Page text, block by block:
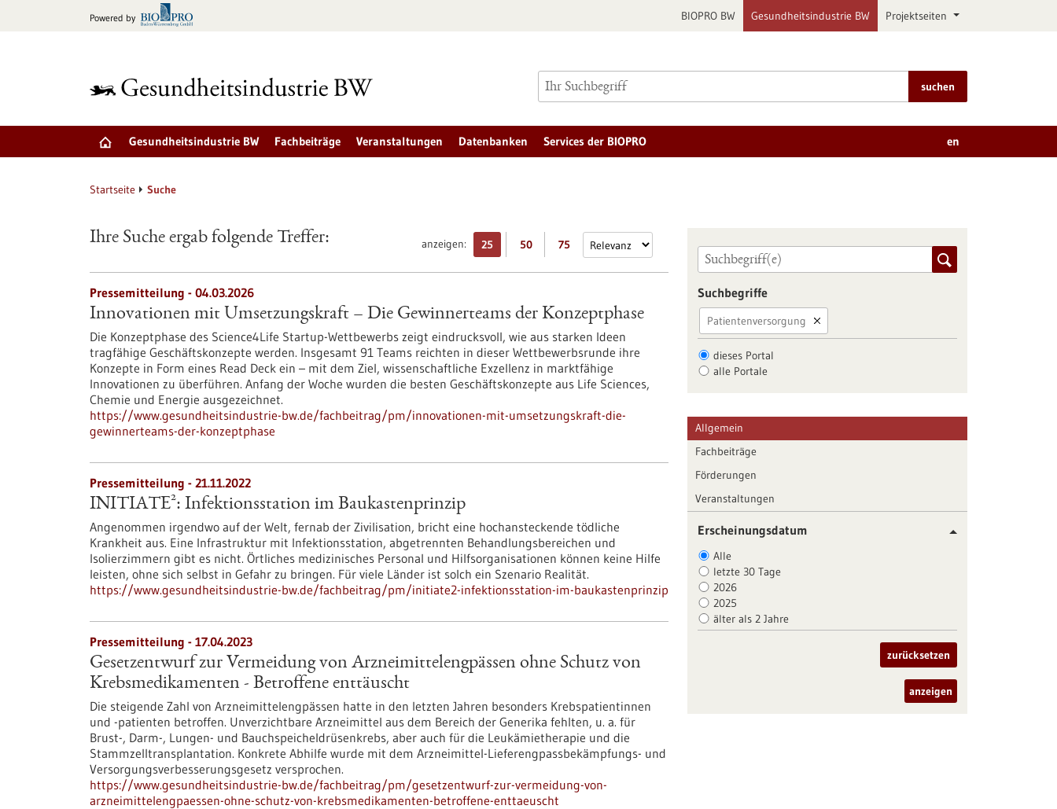
Powered by BIOPRO BW Gesundheitsindustrie BW Projektseiten
suchen
Gesundheitsindustrie BW Fachbeiträge Veranstaltungen Datenbanken Services der BIOPRO en
Startseite Suche
anzeigen: 25 50 75
Ihre Suche ergab folgende Treffer:
Pressemitteilung - 04.03.2026
Innovationen mit Umsetzungskraft – Die Gewinnerteams der Konzeptphase
Die Konzeptphase des Science4Life Startup-Wettbewerbs zeigt eindrucksvoll, wie aus starken Ideen
tragfähige Geschäftskonzepte werden. Insgesamt 91 Teams reichten in dieser Wettbewerbsrunde ihre
Konzepte in Form eines Read Deck ein – mit dem Ziel, wissenschaftliche Exzellenz in marktfähige
Innovationen zu überführen. Anfang der Woche wurden die besten Geschäftskonzepte aus Life Sciences,
Chemie und Energie ausgezeichnet.
https://www.gesundheitsindustrie-bw.de/fachbeitrag/pm/innovationen-mit-umsetzungskraft-die-
gewinnerteams-der-konzeptphase
Pressemitteilung - 21.11.2022
INITIATE²: Infektionsstation im Baukastenprinzip
Angenommen irgendwo auf der Welt, fernab der Zivilisation, bricht eine hochansteckende tödliche
Krankheit aus. Eine Infrastruktur mit Infektionsstation, abgetrennten Behandlungsbereichen und
Isolierzimmern gibt es nicht. Örtliches medizinisches Personal und Hilfsorganisationen können keine Hilfe
leisten, ohne sich selbst in Gefahr zu bringen. Für viele Länder ist solch ein Szenario Realität.
https://www.gesundheitsindustrie-bw.de/fachbeitrag/pm/initiate2-infektionsstation-im-baukastenprinzip
Pressemitteilung - 17.04.2023
Gesetzentwurf zur Vermeidung von Arzneimittelengpässen ohne Schutz von
Krebsmedikamenten - Betroffene enttäuscht
Die steigende Zahl von Arzneimittelengpässen hatte in den letzten Jahren besonders Krebspatientinnen
und -patienten betroffen. Unverzichtbare Arzneimittel aus dem Bereich der Generika fehlten, u. a. für
Brust-, Darm-, Lungen- und Bauchspeicheldrüsenkrebs, aber auch für die Leukämietherapie und die
Stammzelltransplantation. Konkrete Abhilfe wurde mit dem Arzneimittel-Lieferengpassbekämpfungs- und
Versorgungsverbesserungsgesetz versprochen.
https://www.gesundheitsindustrie-bw.de/fachbeitrag/pm/gesetzentwurf-zur-vermeidung-von-
arzneimittelengpaessen-ohne-schutz-von-krebsmedikamenten-betroffene-enttaeuscht
Suchbegriffe
Patientenversorgung
dieses Portal
alle Portale
Allgemein
Fachbeiträge
Förderungen
Veranstaltungen
Erscheinungsdatum
Alle
letzte 30 Tage
2026
2025
älter als 2 Jahre
zurücksetzen
anzeigen